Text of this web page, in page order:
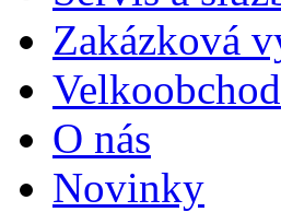
Zakázková
Velkoobchod
O nás
Novinky